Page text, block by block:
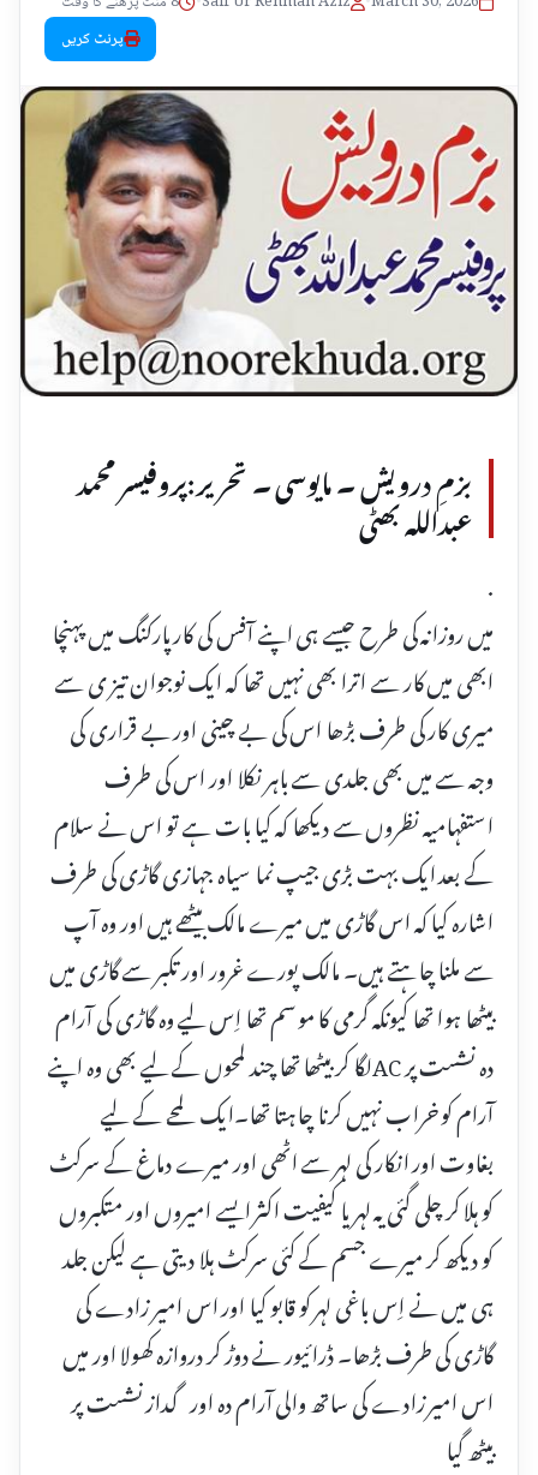
پرنٹ کریں
بزمِ درویش ۔ مایوسی ۔ تحریر:پروفیسر محمد
عبداللہ بھٹی
.
میں روزانہ کی طرح جیسے ہی اپنے آفس کی کار پارکنگ میں پہنچا
ابھی میں کار سے اترا بھی نہیں تھا کہ ایک نوجوان تیز ی سے
میری کار کی طرف بڑھا اس کی بے چینی اور بے قراری کی
وجہ سے میں بھی جلدی سے باہر نکلا اور اس کی طرف
استفہامیہ نظروں سے دیکھا کہ کیا بات ہے تو اس نے سلام
کے بعد ایک بہت بڑی جیپ نما سیاہ جہازی گاڑی کی طرف
اشارہ کیا کہ اس گاڑی میں میرے مالک بیٹھے ہیں اور وہ آپ
سے ملنا چاہتے ہیں۔ مالک پورے غرور اور تکبر سے گاڑی میں
بیٹھا ہوا تھا کیونکہ گرمی کا موسم تھا اِس لیے وہ گاڑی کی آرام
دہ نشست پر ACلگا کر بیٹھا تھا چند لمحوں کے لیے بھی وہ اپنے
آرام کو خراب نہیں کرنا چاہتا تھا۔ایک لمحے کے لیے
بغاوت اور انکار کی لہر سے اٹھی اور میرے دماغ کے سرکٹ
کو ہلا کر چلی گئی یہ لہر یا کیفیت اکثر ایسے امیروں اور متکبروں
کو دیکھ کر میرے جسم کے کئی سرکٹ ہلا دیتی ہے لیکن جلد
ہی میں نے اِس باغی لہر کو قابو کیا اور اس امیر زادے کی
گاڑی کی طرف بڑھا۔ ڈرائیور نے دوڑ کر دروازہ کھولا اور میں
اس امیر زادے کی ساتھ والی آرام دہ اور گداز نشست پر
بیٹھ گیا